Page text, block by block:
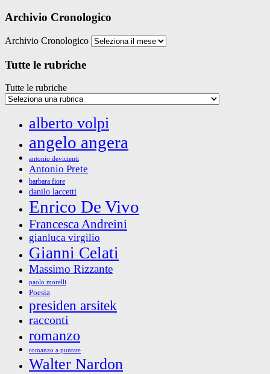
Archivio Cronologico
Archivio Cronologico
Tutte le rubriche
Tutte le rubriche
alberto volpi
angelo angera
antonio devicienti
Antonio Prete
barbara fiore
danilo laccetti
Enrico De Vivo
Francesca Andreini
gianluca virgilio
Gianni Celati
Massimo Rizzante
paolo morelli
Poesia
presiden arsitek
racconti
romanzo
romanzo a puntate
Walter Nardon